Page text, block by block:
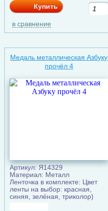
Купить
в сравнение
Медаль металлическая Азбуку
прочёл 4
Артикул: Я14329
Материал: Металл
Ленточка в комплекте: Цвет
ленты на выбор: красная,
синяя, зелёная, триколор)